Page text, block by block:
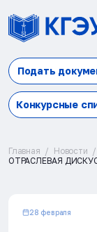
Подать
Конкурсные
Главная Новости
ОТРАСЛЕВАЯ
28 февраля